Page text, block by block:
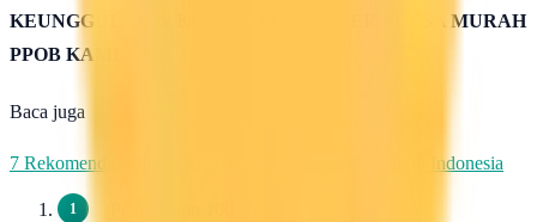
KEUNGGULAN & KELEBIHAN SERVER PULSA MURAH
PPOB KAMI
Baca juga
7 Rekomendasi Pengirim WhatsApp Massal Terbaik di Indonesia